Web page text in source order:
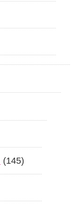
(145)